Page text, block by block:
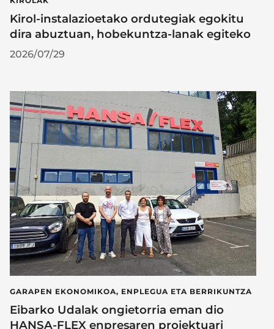
Kirol-instalazioetako ordutegiak egokitu
dira abuztuan, hobekuntza-lanak egiteko
2026/07/29
GARAPEN EKONOMIKOA, ENPLEGUA ETA BERRIKUNTZA
Eibarko Udalak ongietorria eman dio
HANSA-FLEX enpresaren proiektuari